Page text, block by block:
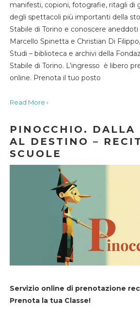
manifesti, copioni, fotografie, ritagli di
degli spettacoli più importanti della
Stabile di Torino e conoscere aneddoti
Marcello Spinetta e Christian Di
Studi – biblioteca e archivi della
Stabile di Torino. L’ingresso è libero
online. Prenota il tuo posto
Read More ›
PINOCCHIO. DALLA
AL DESTINO –
SCUOLE
Servizio online di prenotazione
Prenota la tua Classe!